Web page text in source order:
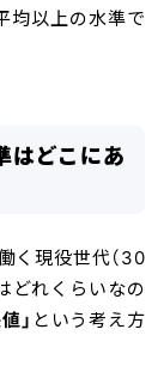
均以上の水準で
はどこにあ
く現役世代（30
どれくらいなの
」 という考え方